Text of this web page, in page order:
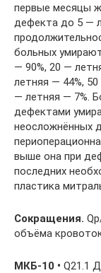
первые месяцы
дефекта до 5 —
больных
— 90%, 20 —
летняя — 44%,
— летняя — 7%.
дефектами
неосложнённых
выше она при
последних
пластика
Сокращения.
объёма
МКБ-10 • Q21.1